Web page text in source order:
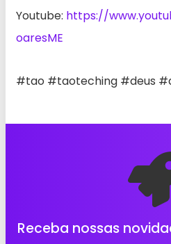
Youtube: https://
oaresME
#tao #taoteching #deus
Receba nossas